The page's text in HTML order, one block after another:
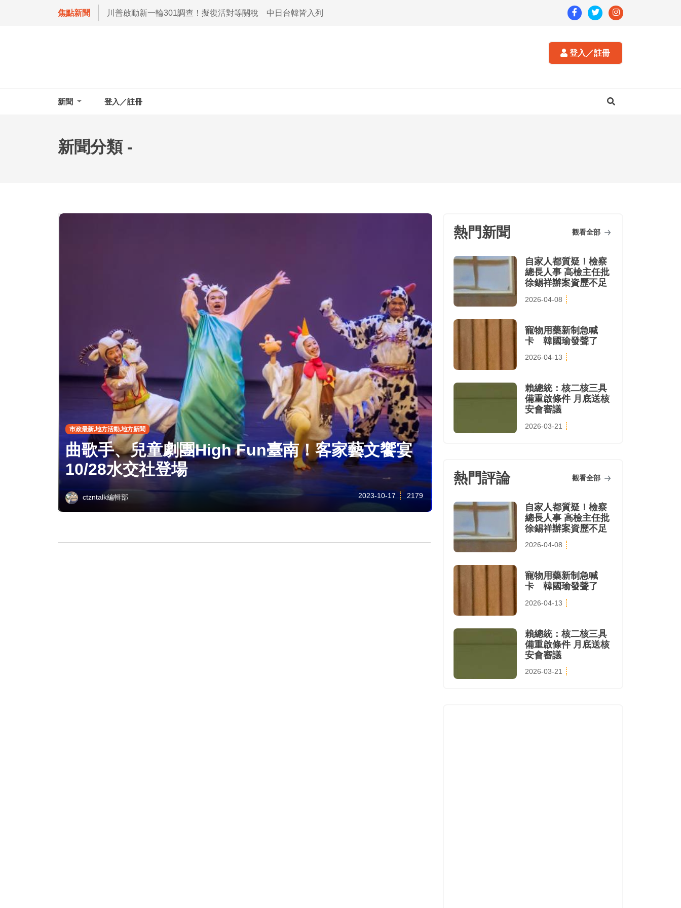
焦點新聞 川普啟動新一輪301調查！擬復活對等關稅 中日台韓皆入列
登入／註冊
新聞 登入／註冊
新聞分類 -
市政最新,地方活動,地方新聞
曲歌手、兒童劇團High Fun臺南！客家藝文饗宴
10/28水交社登場
ctzntalk編輯部 2023-10-17 2179
熱門新聞 觀看全部
自家人都質疑！檢察
總長人事 高檢主任批
徐錫祥辦案資歷不足
2026-04-08
寵物用藥新制急喊
卡 韓國瑜發聲了
2026-04-13
賴總統：核二核三具
備重啟條件 月底送核
安會審議
2026-03-21
熱門評論 觀看全部
自家人都質疑！檢察
總長人事 高檢主任批
徐錫祥辦案資歷不足
2026-04-08
寵物用藥新制急喊
卡 韓國瑜發聲了
2026-04-13
賴總統：核二核三具
備重啟條件 月底送核
安會審議
2026-03-21